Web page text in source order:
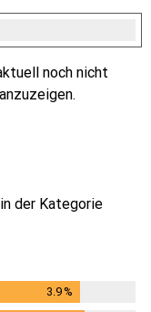
noch nicht
der Kategorie
3.9%